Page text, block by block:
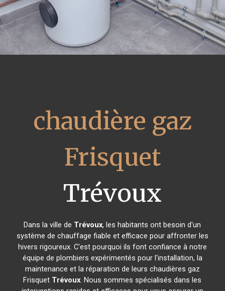
chaudière gaz
Frisquet
Trévoux
Dans la ville de Trévoux, les habitants ont besoin d'un
système de chauffage fiable et efficace pour affronter les
hivers rigoureux. C'est pourquoi ils font confiance à notre
équipe de plombiers expérimentés pour l'installation, la
maintenance et la réparation de leurs chaudières gaz
Frisquet Trévoux. Nous sommes spécialisés dans les